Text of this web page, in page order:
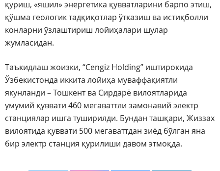
қуриш, «яшил» энергетика қувватларини барпо этиш,
қўшма геологик тадқиқотлар ўтказиш ва истиқболли
конларни ўзлаштириш лойиҳалари шулар
жумласидан.
Таъкидлаш жоизки, “Cengiz Holding” иштирокида
Ўзбекистонда иккита лойиҳа муваффақиятли
якунланди – Тошкент ва Сирдарё вилоятларида
умумий қуввати 460 мегаваттли замонавий электр
станциялар ишга туширилди. Бундан ташқари, Жиззах
вилоятида қуввати 500 мегаваттдан зиёд бўлган яна
бир электр станция қурилиши давом этмоқда.